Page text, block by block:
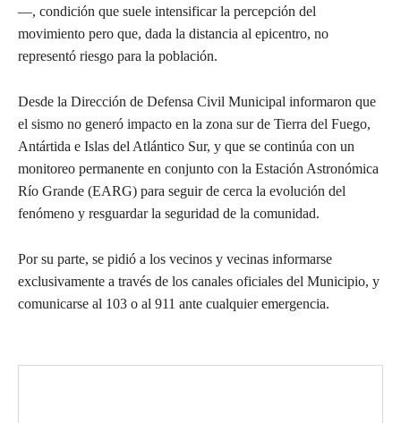
—, condición que suele intensificar la percepción del
movimiento pero que, dada la distancia al epicentro, no
representó riesgo para la población.
Desde la Dirección de Defensa Civil Municipal informaron que
el sismo no generó impacto en la zona sur de Tierra del Fuego,
Antártida e Islas del Atlántico Sur, y que se continúa con un
monitoreo permanente en conjunto con la Estación Astronómica
Río Grande (EARG) para seguir de cerca la evolución del
fenómeno y resguardar la seguridad de la comunidad.
Por su parte, se pidió a los vecinos y vecinas informarse
exclusivamente a través de los canales oficiales del Municipio, y
comunicarse al 103 o al 911 ante cualquier emergencia.